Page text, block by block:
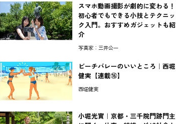
スマホ動画撮影が劇的に変わる！
初心者でもできる小技とテクニッ
ク入門。おすすめガジェットも紹
介
写真家：三井公一
ビーチバレーのいいところ｜西堀
健実【連載⑯】
西堀健実
小堀光實｜京都・三千院門跡門主